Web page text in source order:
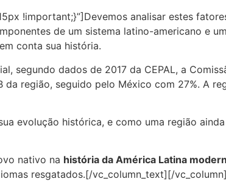
!important;}”]Devemos analisar estes
de um sistema latino-americano e
conta sua história.
segundo dados de 2017 da CEPAL, a
região, seguido pelo México com 27%. A
evolução histórica, e como uma região
nativo na história da América Latina
resgatados.[/vc_column_text][/